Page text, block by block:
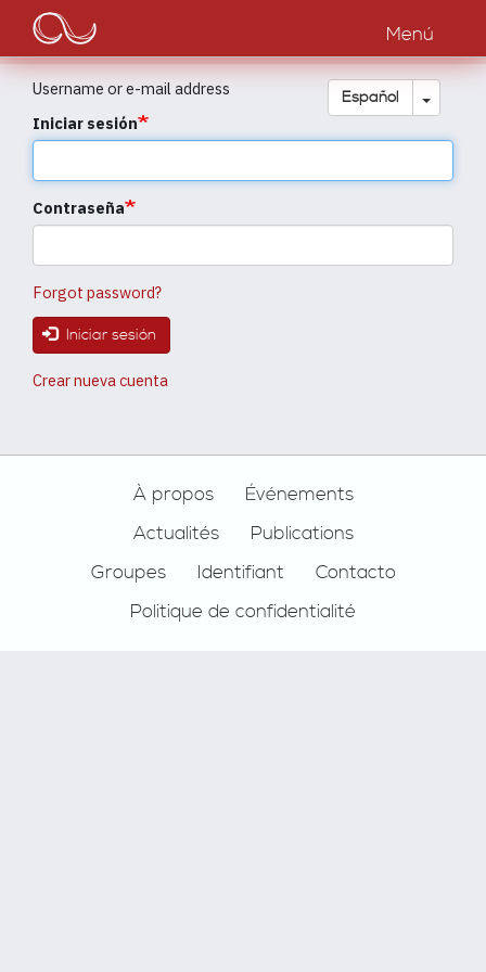
Pasar
contenido
principal
Main
navigation
Menú
Español Toggle
Username or e-mail address
Iniciar sesión
Contraseña
Forgot password?
Iniciar sesión
Crear nueva cuenta
À propos
Événements
Actualités
Publications
Groupes
Identifiant
Contacto
Politique de confidentialité